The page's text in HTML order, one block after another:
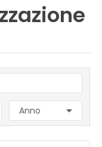
Anno